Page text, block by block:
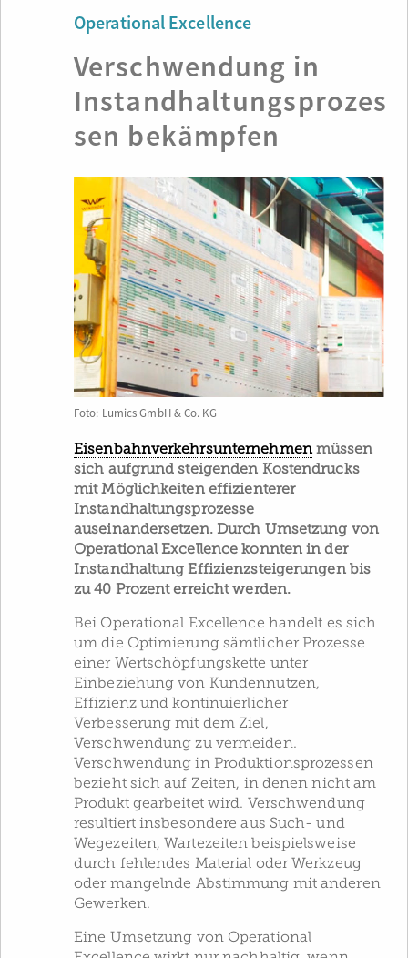
Operational Excellence
Verschwendung in
Instandhaltungsprozes
sen bekämpfen
Foto: Lumics GmbH & Co. KG
Eisenbahnverkehrsunternehmenmüssen
sich aufgrund steigenden Kostendrucks
mit Möglichkeiten effizienterer
Instandhaltungsprozesse
auseinandersetzen. Durch Umsetzung von
Operational Excellence konnten in der
Instandhaltung Effizienzsteigerungen bis
zu 40 Prozent erreicht werden.
Bei Operational Excellence handelt es sich
um die Optimierung sämtlicher Prozesse
einer Wertschöpfungskette unter
Einbeziehung von Kundennutzen,
Effizienz und kontinuierlicher
Verbesserung mit dem Ziel,
Verschwendung zu vermeiden.
Verschwendung in Produktionsprozessen
bezieht sich auf Zeiten, in denen nicht am
Produkt gearbeitet wird. Verschwendung
resultiert insbesondere aus Such- und
Wegezeiten, Wartezeiten beispielsweise
durch fehlendes Material oder Werkzeug
oder mangelnde Abstimmung mit anderen
Gewerken.
Eine Umsetzung von Operational